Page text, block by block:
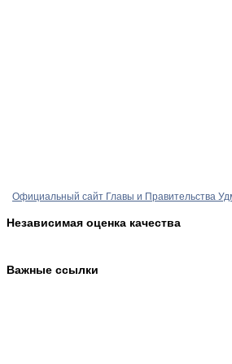
Официальный сайт Главы и Правительства
Независимая оценка качества
Важные ссылки